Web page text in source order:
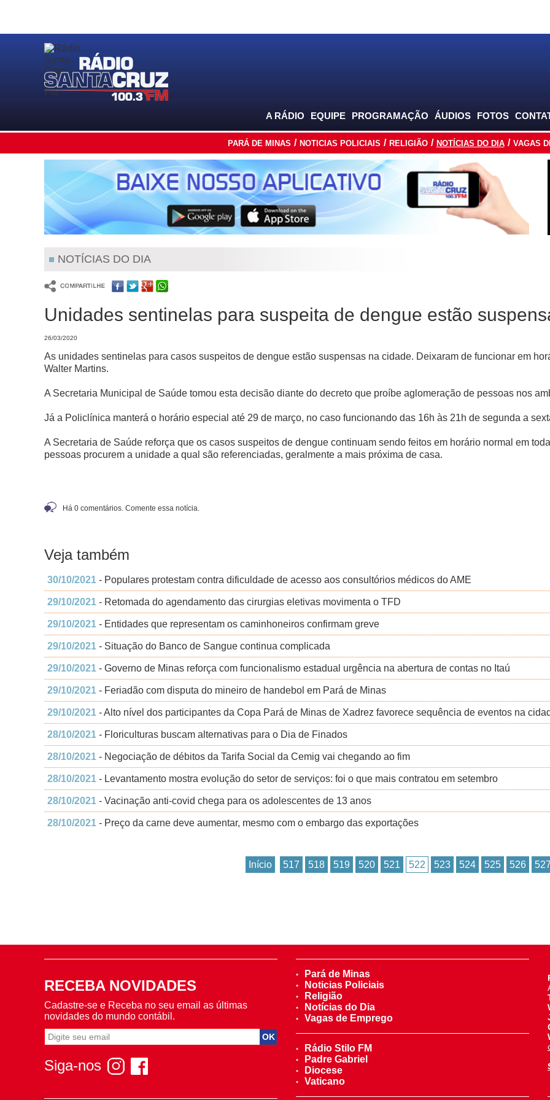
A RÁDIO EQUIPE PROGRAMAÇÃO ÁUDIOS FOTOS
PARÁ DE MINAS NOTICIAS POLICIAIS RELIGIÃO NOTÍCIAS DO DIA VAGAS
NOTÍCIAS DO DIA
Unidades sentinelas para suspeita de dengue estão
26/03/2020
As unidades sentinelas para casos suspeitos de dengue estão suspensas na cidade. Deixaram de funcionar em
Walter Martins.
A Secretaria Municipal de Saúde tomou esta decisão diante do decreto que proíbe aglomeração de pessoas nos
Já a Policlínica manterá o horário especial até 29 de março, no caso funcionando das 16h às 21h de segunda a
A Secretaria de Saúde reforça que os casos suspeitos de dengue continuam sendo feitos em horário normal em
pessoas procurem a unidade a qual são referenciadas, geralmente a mais próxima de casa.
Há 0 comentários. Comente essa notícia.
Veja também
30/10/2021 - Populares protestam contra dificuldade de acesso aos consultórios médicos do AME
29/10/2021 - Retomada do agendamento das cirurgias eletivas movimenta o TFD
29/10/2021 - Entidades que representam os caminhoneiros confirmam greve
29/10/2021 - Situação do Banco de Sangue continua complicada
29/10/2021 - Governo de Minas reforça com funcionalismo estadual urgência na abertura de contas no Itaú
29/10/2021 - Feriadão com disputa do mineiro de handebol em Pará de Minas
29/10/2021 - Alto nível dos participantes da Copa Pará de Minas de Xadrez favorece sequência de eventos na
28/10/2021 - Floriculturas buscam alternativas para o Dia de Finados
28/10/2021 - Negociação de débitos da Tarifa Social da Cemig vai chegando ao fim
28/10/2021 - Levantamento mostra evolução do setor de serviços: foi o que mais contratou em setembro
28/10/2021 - Vacinação anti-covid chega para os adolescentes de 13 anos
28/10/2021 - Preço da carne deve aumentar, mesmo com o embargo das exportações
Início 517 518 519 520 521 522 523 524 525 526
RECEBA NOVIDADES
Cadastre-se e Receba no seu email as últimas
novidades do mundo contábil.
Siga-nos
Pará de Minas
Noticias Policiais
Religião
Notícias do Dia
Vagas de Emprego
Rádio Stilo FM
Padre Gabriel
Diocese
Vaticano